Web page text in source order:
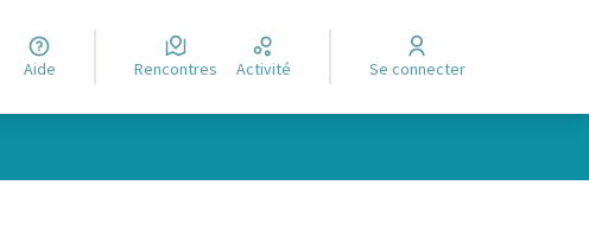
Aide Rencontres Activité Se connecter